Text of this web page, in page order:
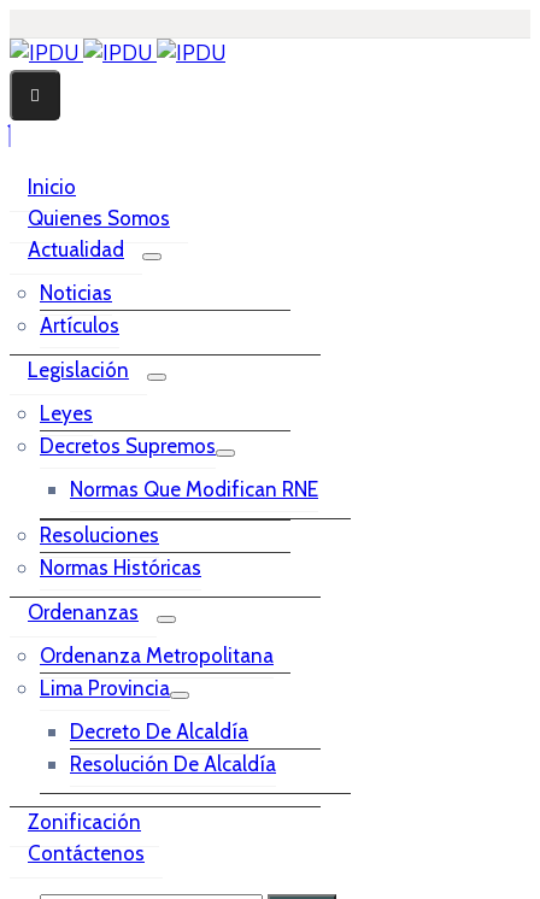
Inicio
Quienes Somos
Actualidad
Noticias
Artículos
Legislación
Leyes
Decretos Supremos
Normas Que Modifican RNE
Resoluciones
Normas Históricas
Ordenanzas
Ordenanza Metropolitana
Lima Provincia
Decreto De Alcaldía
Resolución De Alcaldía
Zonificación
Contáctenos